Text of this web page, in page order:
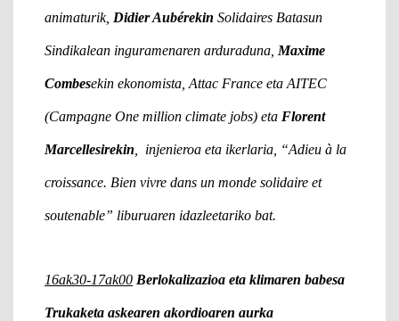
animaturik, Didier Aubérekin Solidaires Batasun
Sindikalean inguramenaren arduraduna, Maxime
Combesekin ekonomista, Attac France eta AITEC
(Campagne One million climate jobs) eta Florent
Marcellesirekin , injenieroa eta ikerlaria, “Adieu à la
croissance. Bien vivre dans un monde solidaire et
soutenable” liburuaren idazleetariko bat.
16ak30-17ak00 Berlokalizazioa eta klimaren babesa
Trukaketa askearen akordioaren aurka